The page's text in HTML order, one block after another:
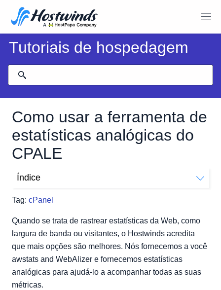
Tutoriais de hospedagem
Como usar a ferramenta de
estatísticas analógicas do
CPALE
Tag: cPanel
Índice
Estatísticas Analógicas
Resumo Geral
Relatório mensal
Resumo diário
Resumo Horário
Relatório de Domínio
Relatório de Organização
Quando se trata de rastrear estatísticas da Web, como
largura de banda ou visitantes, o Hostwinds acredita
que mais opções são melhores. Nós fornecemos a você
awstats and WebAlizer e fornecemos estatísticas
analógicas para ajudá-lo a acompanhar todas as suas
métricas.